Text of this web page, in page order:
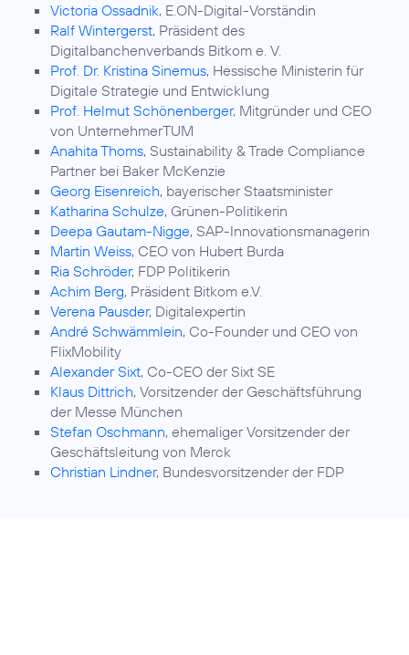
Victoria Ossadnik, E.ON-Digital-Vorständin
Ralf Wintergerst, Präsident des
Digitalbanchenverbands Bitkom e. V.
Prof. Dr. Kristina Sinemus, Hessische Ministerin für
Digitale Strategie und Entwicklung
Prof. Helmut Schönenberger, Mitgründer und CEO
von UnternehmerTUM
Anahita Thoms, Sustainability & Trade Compliance
Partner bei Baker McKenzie
Georg Eisenreich, bayerischer Staatsminister
Katharina Schulze, Grünen-Politikerin
Deepa Gautam-Nigge, SAP-Innovationsmanagerin
Martin Weiss, CEO von Hubert Burda
Ria Schröder, FDP Politikerin
Achim Berg, Präsident Bitkom e.V.
Verena Pausder, Digitalexpertin
André Schwämmlein, Co-Founder und CEO von
FlixMobility
Alexander Sixt, Co-CEO der Sixt SE
Klaus Dittrich, Vorsitzender der Geschäftsführung
der Messe München
Stefan Oschmann, ehemaliger Vorsitzender der
Geschäftsleitung von Merck
Christian Lindner, Bundesvorsitzender der FDP